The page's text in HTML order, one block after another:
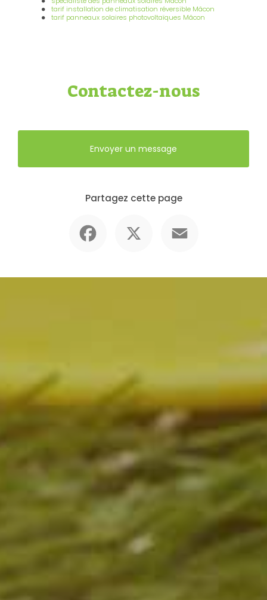
tarif installation de climatisation réversible Mâcon
tarif panneaux solaires photovoltaïques Mâcon
Contactez-nous
Envoyer un message
Partagez cette page